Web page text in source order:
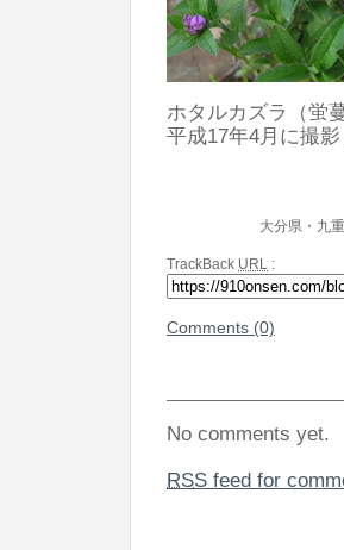
ホタルカズラ（蛍蔓
平成17年4月に撮影
大分県・九
TrackBack URL :
Comments (0)
No comments yet.
RSS feed for